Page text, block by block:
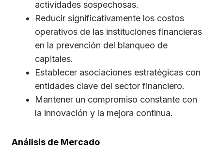
actividades sospechosas.
Reducir significativamente los costos
operativos de las instituciones financieras
en la prevención del blanqueo de
capitales.
Establecer asociaciones estratégicas con
entidades clave del sector financiero.
Mantener un compromiso constante con
la innovación y la mejora continua.
Análisis de Mercado